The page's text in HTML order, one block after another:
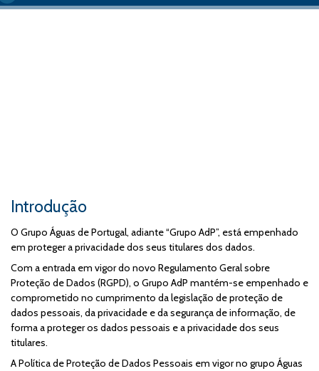
Introdução
O Grupo Águas de Portugal, adiante “Grupo AdP”, está empenhado
em proteger a privacidade dos seus titulares dos dados.
Com a entrada em vigor do novo Regulamento Geral sobre
Proteção de Dados (RGPD), o Grupo AdP mantém-se empenhado e
comprometido no cumprimento da legislação de proteção de
dados pessoais, da privacidade e da segurança de informação, de
forma a proteger os dados pessoais e a privacidade dos seus
titulares.
A Política de Proteção de Dados Pessoais em vigor no grupo Águas